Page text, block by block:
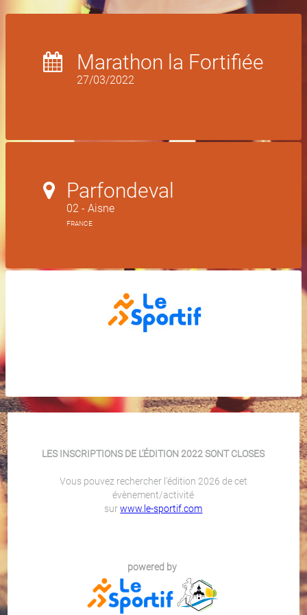
Marathon la Fortifiée
27/03/2022
Parfondeval
02 - Aisne
FRANCE
LES INSCRIPTIONS DE L'ÉDITION 2022 SONT CLOSES
Vous pouvez rechercher l'édition 2026 de cet
évènement/activité
surwww.le-sportif.com
powered by